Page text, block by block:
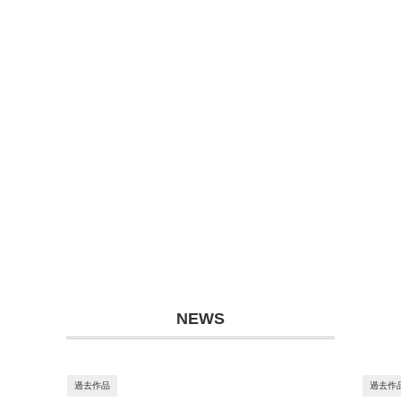
NEWS
過去作品 過去作